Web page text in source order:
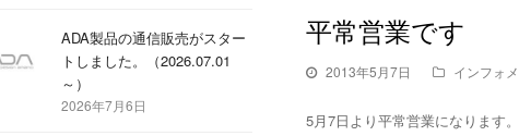
平常営業です
2013年5月7日 インフォ
5月7日より平常営業になります。
ADA製品の通信販売がスター
トしました。（2026.07.01
～）
2026年7月6日